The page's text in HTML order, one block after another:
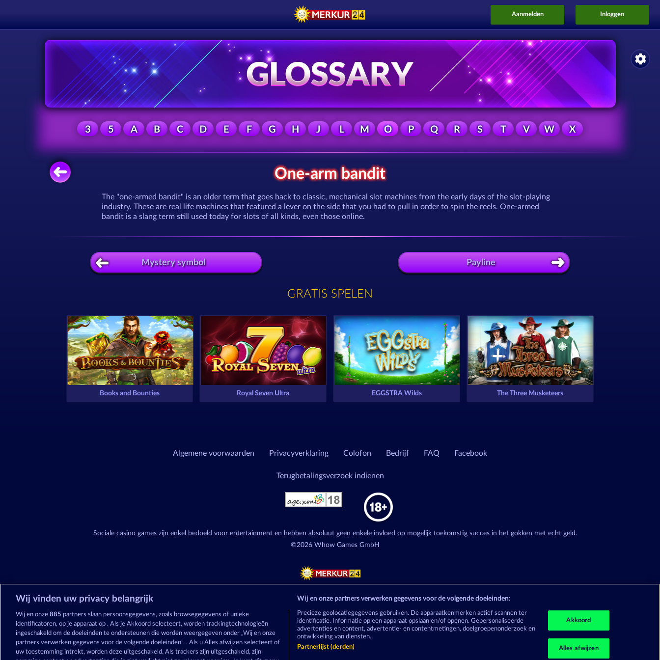
Aanmelden Inloggen
3 5 A B C D E F G H J L M O P Q R S T V W X
One-arm bandit
The "one-armed bandit" is an older term that goes back to classic, mechanical slot machines from the early days of the slot-playing
industry. These are real life machines that featured a lever on the side that you had to pull in order to spin the reels. One-armed
bandit is a slang term still used today for slots of all kinds, even those online.
Mystery symbol Payline
GRATIS SPELEN
Books and Bounties Royal Seven Ultra EGGSTRA Wilds The Three Musketeers
Algemene voorwaarden Privacyverklaring Colofon Bedrijf FAQ Facebook
Terugbetalingsverzoek indienen
Sociale casino games zijn enkel bedoeld voor entertainment en hebben absoluut geen enkele invloed op mogelijk toekomstig succes in het gokken met echt geld.
©2026 Whow Games GmbH
Wij vinden uw privacy belangrijk
Wij en onze 885 partners slaan persoonsgegevens, zoals browsegegevens of unieke
identificatoren, op je apparaat op . Als je Akkoord selecteert, worden trackingtechnologieën
ingeschakeld om de doeleinden te ondersteunen die worden weergegeven onder „Wij en onze
partners verwerken gegevens voor de volgende doeleinden”. . Als u Alles afwijzen selecteert of
uw toestemming intrekt, worden deze uitgeschakeld. Als trackers zijn uitgeschakeld, zijn
Wij en onze partners verwerken gegevens voor de volgende doeleinden:
Precieze geolocatiegegevens gebruiken. De apparaatkenmerken actief scannen ter
identificatie. Informatie op een apparaat opslaan en/of openen. Gepersonaliseerde
advertenties en content, advertentie- en contentmetingen, doelgroepenonderzoek en
ontwikkeling van diensten.
Partnerlijst (derden)
Akkoord
Alles afwijzen